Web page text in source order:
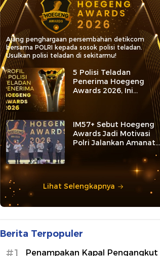
Ajang penghargaan persembahan detikcom
bersama POLRI kepada sosok polisi teladan.
Usulkan polisi teladan di sekitarmu!
5 Polisi Teladan
Penerima Hoegeng
Awards 2026, Ini
Kategori dan Kiprahnya
IM57+ Sebut Hoegeng
Awards Jadi Motivasi
Polri Jalankan Amanat
Lihat Selengkapnya
Berita Terpopuler
#1
Penampakan Kapal Pengangkut